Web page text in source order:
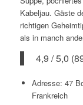
Kabeljau. Gäste
richtigen
als in manch
4,9 / 5,0
Adresse: 47
Frankreich